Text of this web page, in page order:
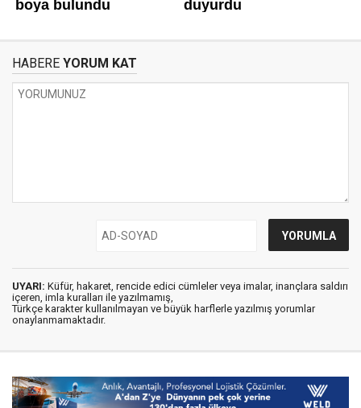
HABERE YORUM KAT
UYARI: Küfür, hakaret, rencide edici cümleler veya imalar, inançlara saldırı
içeren, imla kuralları ile yazılmamış,
Türkçe karakter kullanılmayan ve büyük harflerle yazılmış yorumlar
onaylanmamaktadır.